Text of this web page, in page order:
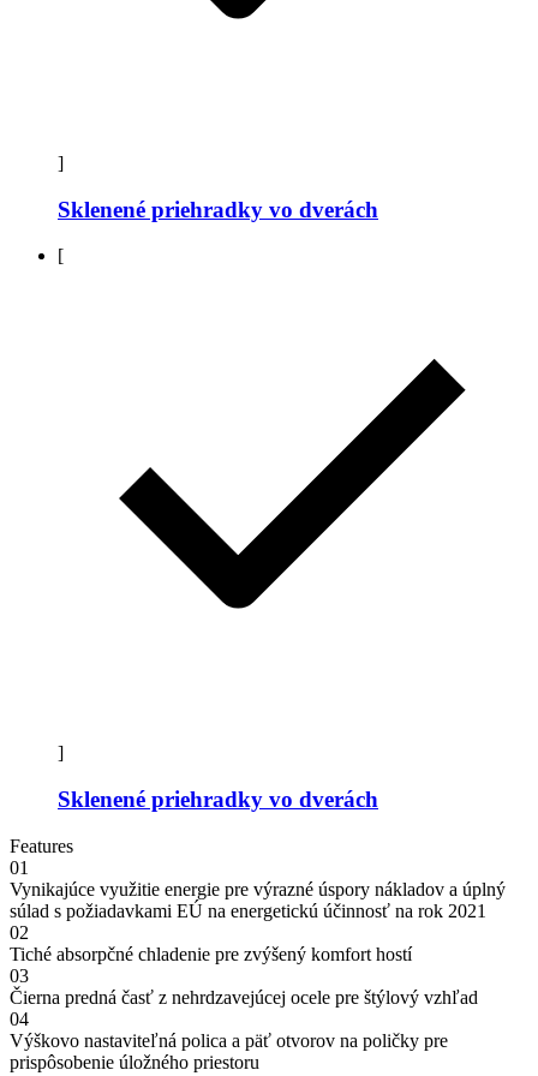
]
Sklenené priehradky vo dverách
[
]
Sklenené priehradky vo dverách
Features
01
Vynikajúce využitie energie pre výrazné úspory nákladov a úplný
súlad s požiadavkami EÚ na energetickú účinnosť na rok 2021
02
Tiché absorpčné chladenie pre zvýšený komfort hostí
03
Čierna predná časť z nehrdzavejúcej ocele pre štýlový vzhľad
04
Výškovo nastaviteľná polica a päť otvorov na poličky pre
prispôsobenie úložného priestoru